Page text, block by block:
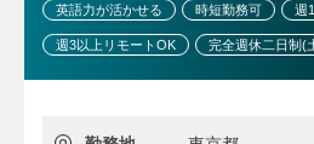
<働きやすさ>
英語力が活かせる 時短勤務可 週
週3以上リモートOK 完全週休二日制(